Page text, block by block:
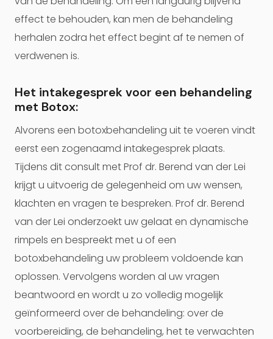
effect te behouden, kan men de behandeling
herhalen zodra het effect begint af te nemen of
verdwenen is.
Het intakegesprek voor een behandeling
met Botox:
Alvorens een botoxbehandeling uit te voeren vindt
eerst een zogenaamd intakegesprek plaats.
Tijdens dit consult met Prof dr. Berend van der Lei
krijgt u uitvoerig de gelegenheid om uw wensen,
klachten en vragen te bespreken. Prof dr. Berend
van der Lei onderzoekt uw gelaat en dynamische
rimpels en bespreekt met u of een
botoxbehandeling uw probleem voldoende kan
oplossen. Vervolgens worden al uw vragen
beantwoord en wordt u zo volledig mogelijk
geïnformeerd over de behandeling: over de
voorbereiding, de behandeling, het te verwachten